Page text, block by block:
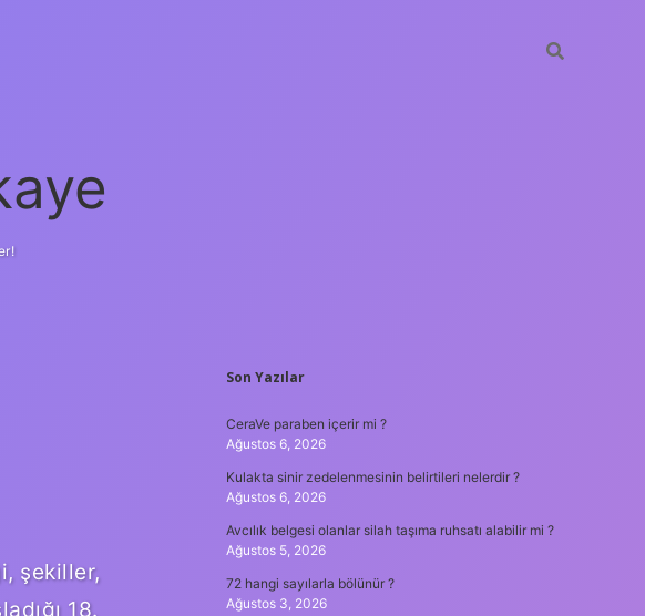
şekiller,
18.
SIDEBAR
Son Yazılar
CeraVe paraben içerir mi ?
Ağustos 6, 2026
Kulakta sinir zedelenmesinin belirtileri nelerdir ?
Ağustos 6, 2026
Avcılık belgesi olanlar silah taşıma ruhsatı alabilir mi ?
Ağustos 5, 2026
72 hangi sayılarla bölünür ?
Ağustos 3, 2026